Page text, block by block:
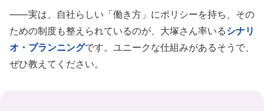
――実は、自社らしい「働き方」にポリシーを持ち、その
ための制度も整えられているのが、大塚さん率いるシナリ
オ・プランニングです。ユニークな仕組みがあるそうで、
ぜひ教えてください。